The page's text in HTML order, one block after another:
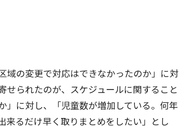
の変更で対応はできなかったのか」に対
せられたのが、スケジュールに関すること
」に対し、「児童数が増加している。何年
来るだけ早く取りまとめをしたい」とし